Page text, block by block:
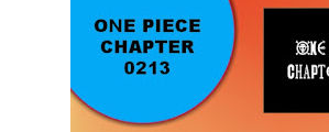
Enaknya Nagih
Arti Bendera Barbados, Negara Kepulauan